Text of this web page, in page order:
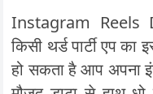
Instagram Reels
किसी थर्ड पार्टी एप
हो सकता है आप अपना